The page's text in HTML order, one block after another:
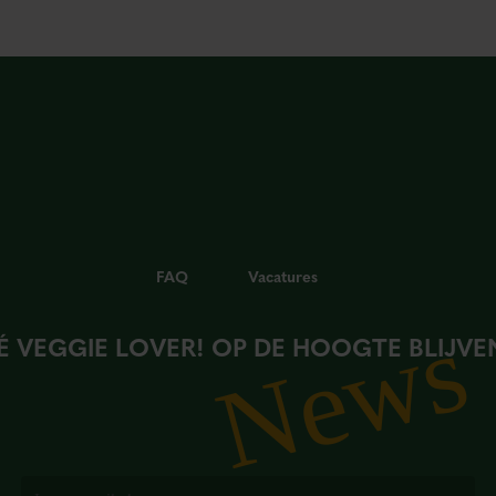
FAQ Vacatures
VEGGIE LOVER! OP DE HOOGTE
News